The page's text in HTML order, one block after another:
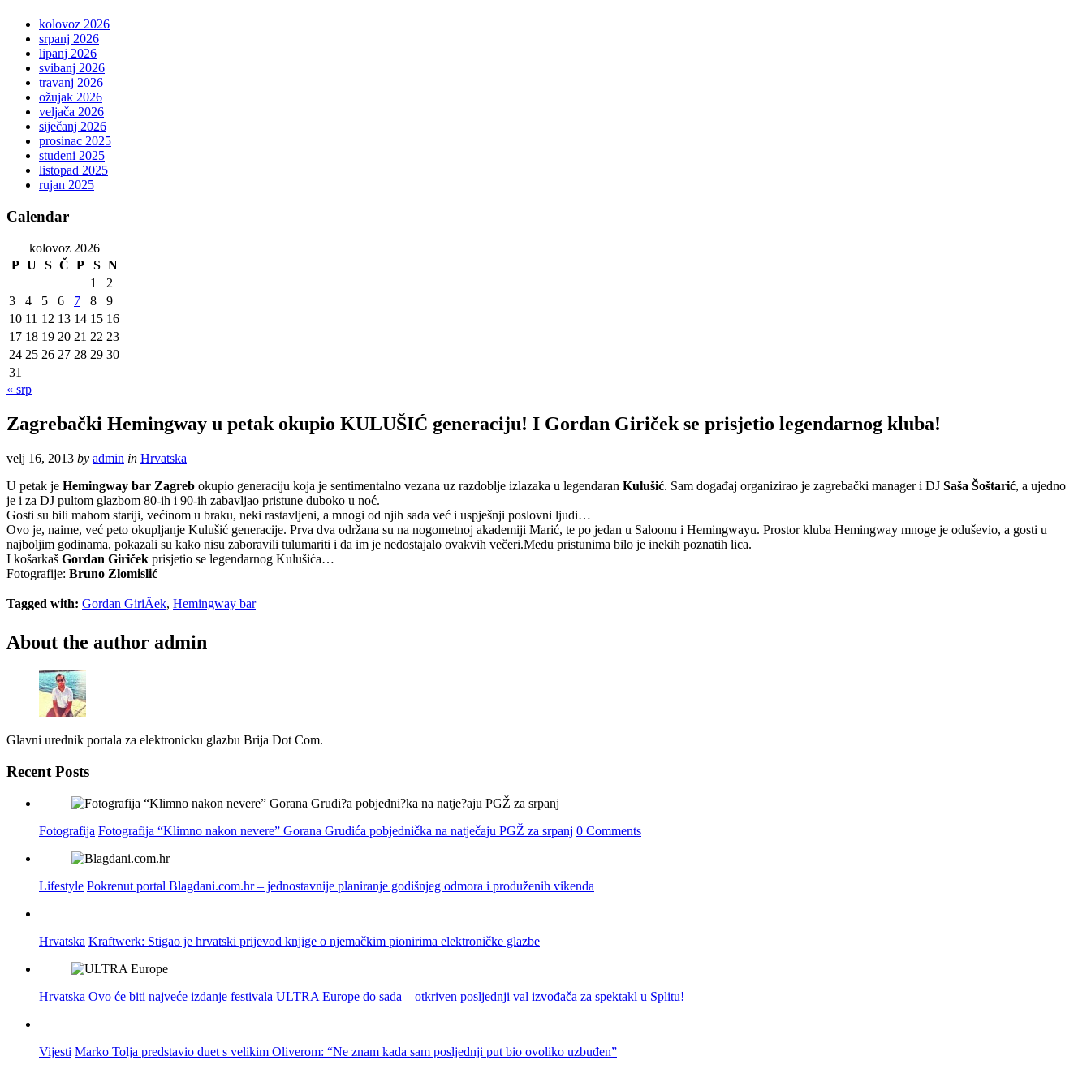
kolovoz 2026
srpanj 2026
lipanj 2026
svibanj 2026
travanj 2026
ožujak 2026
veljača 2026
siječanj 2026
prosinac 2025
studeni 2025
listopad 2025
rujan 2025
Calendar
kolovoz 2026
P U S Č P S N
1
2
3
4 5 6 7 8
9
10 11 12 13 14 15 16
17 18 19 20 21 22 23
24 25 26 27 28 29 30
31
« srp
Zagrebački Hemingway u petak okupio KULUŠIĆ generaciju! I Gordan Giriček se prisjetio legendarnog kluba!
velj 16, 2013 by admin in Hrvatska
U petak je Hemingway bar Zagreb okupio generaciju koja je sentimentalno vezana uz razdoblje izlazaka u legendaran Kulušić. Sam događaj organizirao je zagrebački manager i DJ Saša Šoštarić, a ujedno
je i za DJ pultom glazbom 80-ih i 90-ih zabavljao pristune duboko u noć.
Gosti su bili mahom stariji, većinom u braku, neki rastavljeni, a mnogi od njih sada već i uspješnji poslovni ljudi…
Ovo je, naime, već peto okupljanje Kulušić generacije. Prva dva održana su na nogometnoj akademiji Marić, te po jedan u Saloonu i Hemingwayu. Prostor kluba Hemingway mnoge je oduševio, a gosti u
najboljim godinama, pokazali su kako nisu zaboravili tulumariti i da im je nedostajalo ovakvih večeri.Među pristunima bilo je inekih poznatih lica.
I košarkaš Gordan Giriček prisjetio se legendarnog Kulušića…
Fotografije: Bruno Zlomislić
Tagged with: Gordan GiriÄek, Hemingway bar
About the author admin
Glavni urednik portala za elektronicku glazbu Brija Dot Com.
Recent Posts
Fotografija Fotografija “Klimno nakon nevere” Gorana Grudića pobjednička na natječaju PGŽ za srpanj 0 Comments
Lifestyle Pokrenut portal Blagdani.com.hr – jednostavnije planiranje godišnjeg odmora i produženih vikenda
Hrvatska Kraftwerk: Stigao je hrvatski prijevod knjige o njemačkim pionirima elektroničke glazbe
Hrvatska Ovo će biti najveće izdanje festivala ULTRA Europe do sada – otkriven posljednji val izvođača za spektakl u Splitu!
Vijesti Marko Tolja predstavio duet s velikim Oliverom: “Ne znam kada sam posljednji put bio ovoliko uzbuđen”